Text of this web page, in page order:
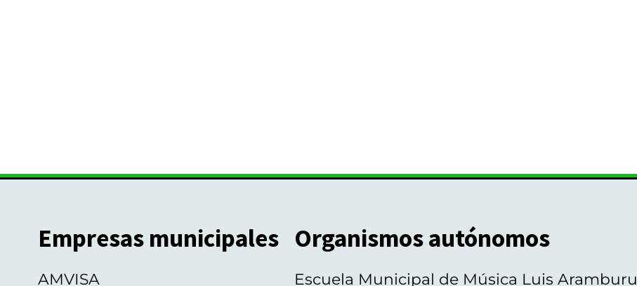
Empresas municipales
AMVISA
Organismos autónomos
Escuela Municipal de Música Luis Aramburu